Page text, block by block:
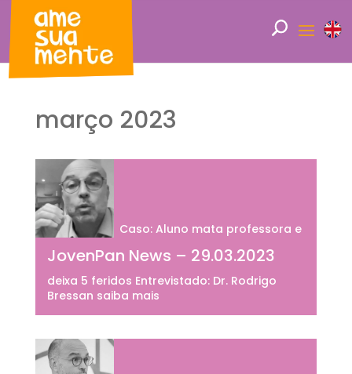
março 2023
JovenPan News – 29.03.2023
Caso: Aluno mata professora e
deixa 5 feridos Entrevistado: Dr. Rodrigo
Bressan saiba mais